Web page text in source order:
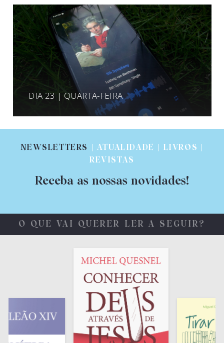
DIA 23 | QUARTA-FEIRA
NEWSLETTERS
| ATUALIDADE | LIVROS |
REVISTAS
Receba as nossas novidades!
O QUE VAI QUERER LER A SEGUIR?